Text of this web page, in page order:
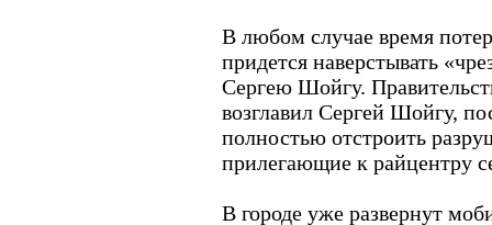
В любом случае время
придется наверстывать
Сергею Шойгу.
возглавил Сергей Шойгу,
полностью отстроить
прилегающие к райцентру
В городе уже развернут